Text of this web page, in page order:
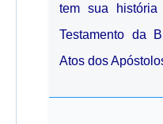
tem sua
Testamento da
Atos dos